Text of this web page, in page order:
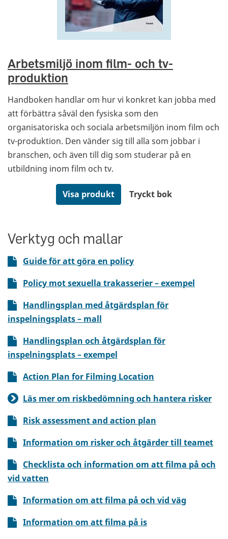
Arbetsmiljö inom film- och tv-
produktion
Handboken handlar om hur vi konkret kan jobba med
att förbättra såväl den fysiska som den
organisatoriska och sociala arbetsmiljön inom film och
tv-produktion. Den vänder sig till alla som jobbar i
branschen, och även till dig som studerar på en
utbildning inom film och tv.
Visa produkt Tryckt bok
Verktyg och mallar
Guide för att göra en policy
Policy mot sexuella trakasserier – exempel
Handlingsplan med åtgärdsplan för
inspelningsplats – mall
Handlingsplan och åtgärdsplan för
inspelningsplats – exempel
Action Plan for Filming Location
Läs mer om riskbedömning och hantera risker
Risk assessment and action plan
Information om risker och åtgärder till teamet
Checklista och information om att filma på och
vid vatten
Information om att filma på och vid väg
Information om att filma på is